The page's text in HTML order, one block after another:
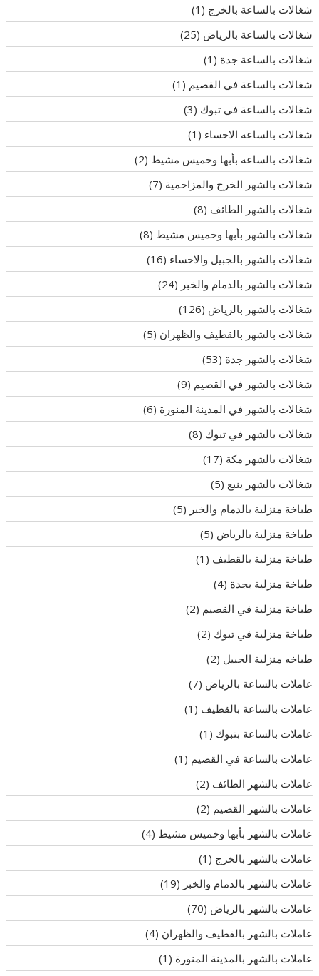
شغالات بالساعة بالخرج (1)
شغالات بالساعة بالرياض (25)
شغالات بالساعة جدة (1)
شغالات بالساعة في القصيم (1)
شغالات بالساعة في تبوك (3)
شغالات بالساعه الاحساء (1)
شغالات بالساعه بأبها وخميس مشيط (2)
شغالات بالشهر الخرج والمزاحمية (7)
شغالات بالشهر الطائف (8)
شغالات بالشهر بأبها وخميس مشيط (8)
شغالات بالشهر بالجبيل والاحساء (16)
شغالات بالشهر بالدمام والخبر (24)
شغالات بالشهر بالرياض (126)
شغالات بالشهر بالقطيف والظهران (5)
شغالات بالشهر جدة (53)
شغالات بالشهر في القصيم (9)
شغالات بالشهر في المدينة المنورة (6)
شغالات بالشهر في تبوك (8)
شغالات بالشهر مكة (17)
شغالات بالشهر ينبع (5)
طباخة منزلية بالدمام والخبر (5)
طباخة منزلية بالرياض (5)
طباخة منزلية بالقطيف (1)
طباخة منزلية بجدة (4)
طباخة منزلية في القصيم (2)
طباخة منزلية في تبوك (2)
طباخه منزلية الجبيل (2)
عاملات بالساعة بالرياض (7)
عاملات بالساعة بالقطيف (1)
عاملات بالساعة بتبوك (1)
عاملات بالساعة في القصيم (1)
عاملات بالشهر الطائف (2)
عاملات بالشهر القصيم (2)
عاملات بالشهر بأبها وخميس مشيط (4)
عاملات بالشهر بالخرج (1)
عاملات بالشهر بالدمام والخبر (19)
عاملات بالشهر بالرياض (70)
عاملات بالشهر بالقطيف والظهران (4)
عاملات بالشهر بالمدينة المنورة (1)